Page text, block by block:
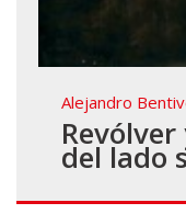
Alejandro
del lado